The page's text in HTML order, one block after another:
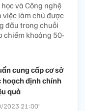
học và Công nghệ
việc làm chủ được
đầu trong chuỗi
chiếm khoảng 50-
cung cấp cơ sở
hoạch định chính
quả
2023 21:00’